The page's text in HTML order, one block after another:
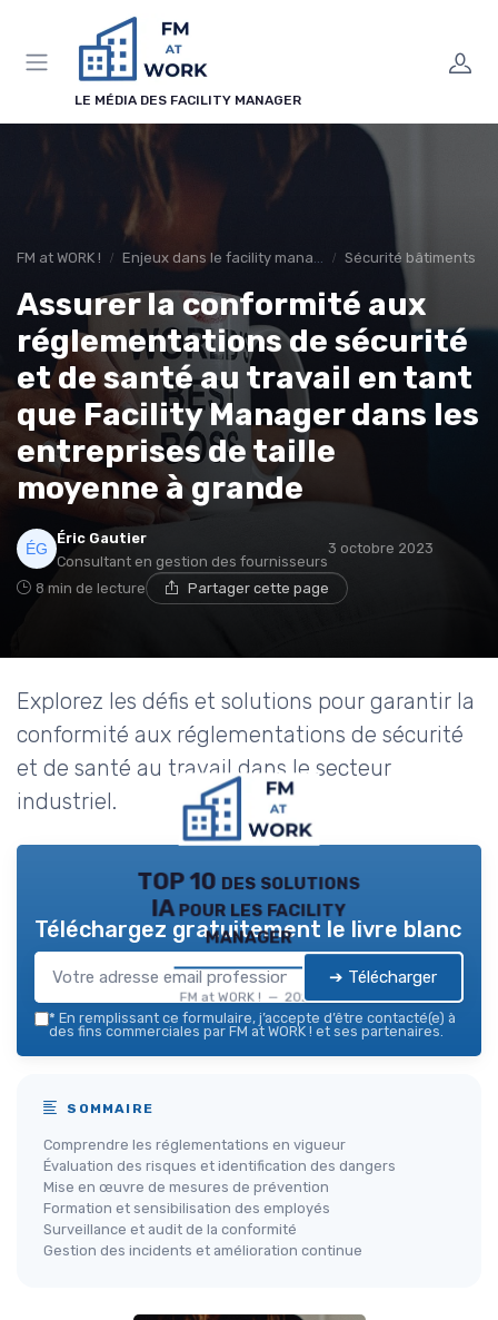
LE MÉDIA DES FACILITY MANAGER
FM at WORK ! Enjeux dans le facility management Sécurité bâtiments
Assurer la conformité aux
réglementations de sécurité
et de santé au travail en tant
que Facility Manager dans les
entreprises de taille
moyenne à grande
Éric Gautier
Consultant en gestion des fournisseurs
3 octobre 2023
8 min de lecture Partager cette page
Explorez les défis et solutions pour garantir la
conformité aux réglementations de sécurité
et de santé au travail dans le secteur
industriel.
TOP 10 des solutions
IA pour les facility
manager
FM at WORK ! — 2026
Téléchargez gratuitement le livre blanc
➔ Télécharger
* En remplissant ce formulaire, j’accepte d’être contacté(e) à
des fins commerciales par FM at WORK ! et ses partenaires.
SOMMAIRE
Comprendre les réglementations en vigueur
Évaluation des risques et identification des dangers
Mise en œuvre de mesures de prévention
Formation et sensibilisation des employés
Surveillance et audit de la conformité
Gestion des incidents et amélioration continue
Panneau de gestion des cookies